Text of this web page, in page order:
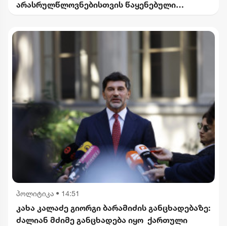
არასრულწლოვნებისთვის წაყენებული
პოლიტიკა • 14:51
კახა კალაძე გიორგი ბარამიძის განცხადებაზე:
ძალიან მძიმე განცხადება იყო ქართული